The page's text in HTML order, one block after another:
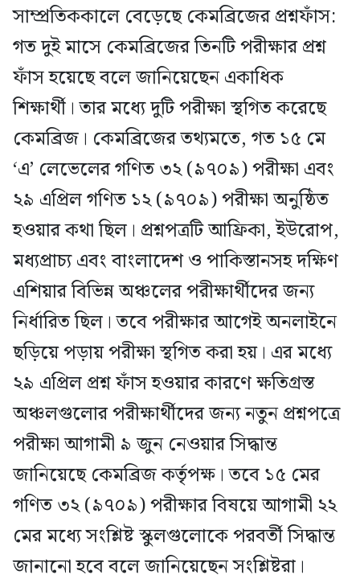
সাম্প্রতিককালে বেড়েছে কেমব্রিজের প্রশ্নফাঁস:
গত দুই মাসে কেমব্রিজের তিনটি পরীক্ষার প্রশ্ন
ফাঁস হয়েছে বলে জানিয়েছেন একাধিক
শিক্ষার্থী। তার মধ্যে দুটি পরীক্ষা স্থগিত করেছে
কেমব্রিজ। কেমব্রিজের তথ্যমতে, গত ১৫ মে
‘এ’ লেভেলের গণিত ৩২ (৯৭০৯) পরীক্ষা এবং
২৯ এপ্রিল গণিত ১২ (৯৭০৯) পরীক্ষা অনুষ্ঠিত
হওয়ার কথা ছিল। প্রশ্নপত্রটি আফ্রিকা, ইউরোপ,
মধ্যপ্রাচ্য এবং বাংলাদেশ ও পাকিস্তানসহ দক্ষিণ
এশিয়ার বিভিন্ন অঞ্চলের পরীক্ষার্থীদের জন্য
নির্ধারিত ছিল। তবে পরীক্ষার আগেই অনলাইনে
ছড়িয়ে পড়ায় পরীক্ষা স্থগিত করা হয়। এর মধ্যে
২৯ এপ্রিল প্রশ্ন ফাঁস হওয়ার কারণে ক্ষতিগ্রস্ত
অঞ্চলগুলোর পরীক্ষার্থীদের জন্য নতুন প্রশ্নপত্রে
পরীক্ষা আগামী ৯ জুন নেওয়ার সিদ্ধান্ত
জানিয়েছে কেমব্রিজ কর্তৃপক্ষ। তবে ১৫ মের
গণিত ৩২ (৯৭০৯) পরীক্ষার বিষয়ে আগামী ২২
মের মধ্যে সংশ্লিষ্ট স্কুলগুলোকে পরবর্তী সিদ্ধান্ত
জানানো হবে বলে জানিয়েছেন সংশ্লিষ্টরা।